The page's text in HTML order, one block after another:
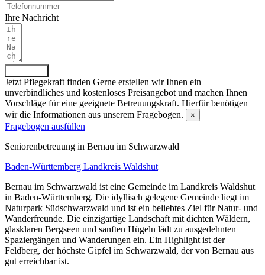
Ihre Nachricht
Jetzt Pflegekraft finden Gerne erstellen wir Ihnen ein
unverbindliches und kostenloses Preisangebot und machen Ihnen
Vorschläge für eine geeignete Betreuungskraft. Hierfür benötigen
wir die Informationen aus unserem Fragebogen.
×
Fragebogen ausfüllen
Senioren­betreuung in Bernau im Schwarzwald
Baden-Württemberg Landkreis Waldshut
Bernau im Schwarzwald ist eine Gemeinde im Landkreis Waldshut
in Baden-Württemberg. Die idyllisch gelegene Gemeinde liegt im
Naturpark Südschwarzwald und ist ein beliebtes Ziel für Natur- und
Wanderfreunde. Die einzigartige Landschaft mit dichten Wäldern,
glasklaren Bergseen und sanften Hügeln lädt zu ausgedehnten
Spaziergängen und Wanderungen ein. Ein Highlight ist der
Feldberg, der höchste Gipfel im Schwarzwald, der von Bernau aus
gut erreichbar ist.